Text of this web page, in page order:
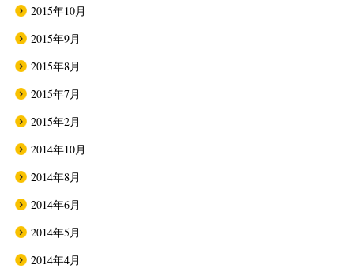
2015年10月
2015年9月
2015年8月
2015年7月
2015年2月
2014年10月
2014年8月
2014年6月
2014年5月
2014年4月